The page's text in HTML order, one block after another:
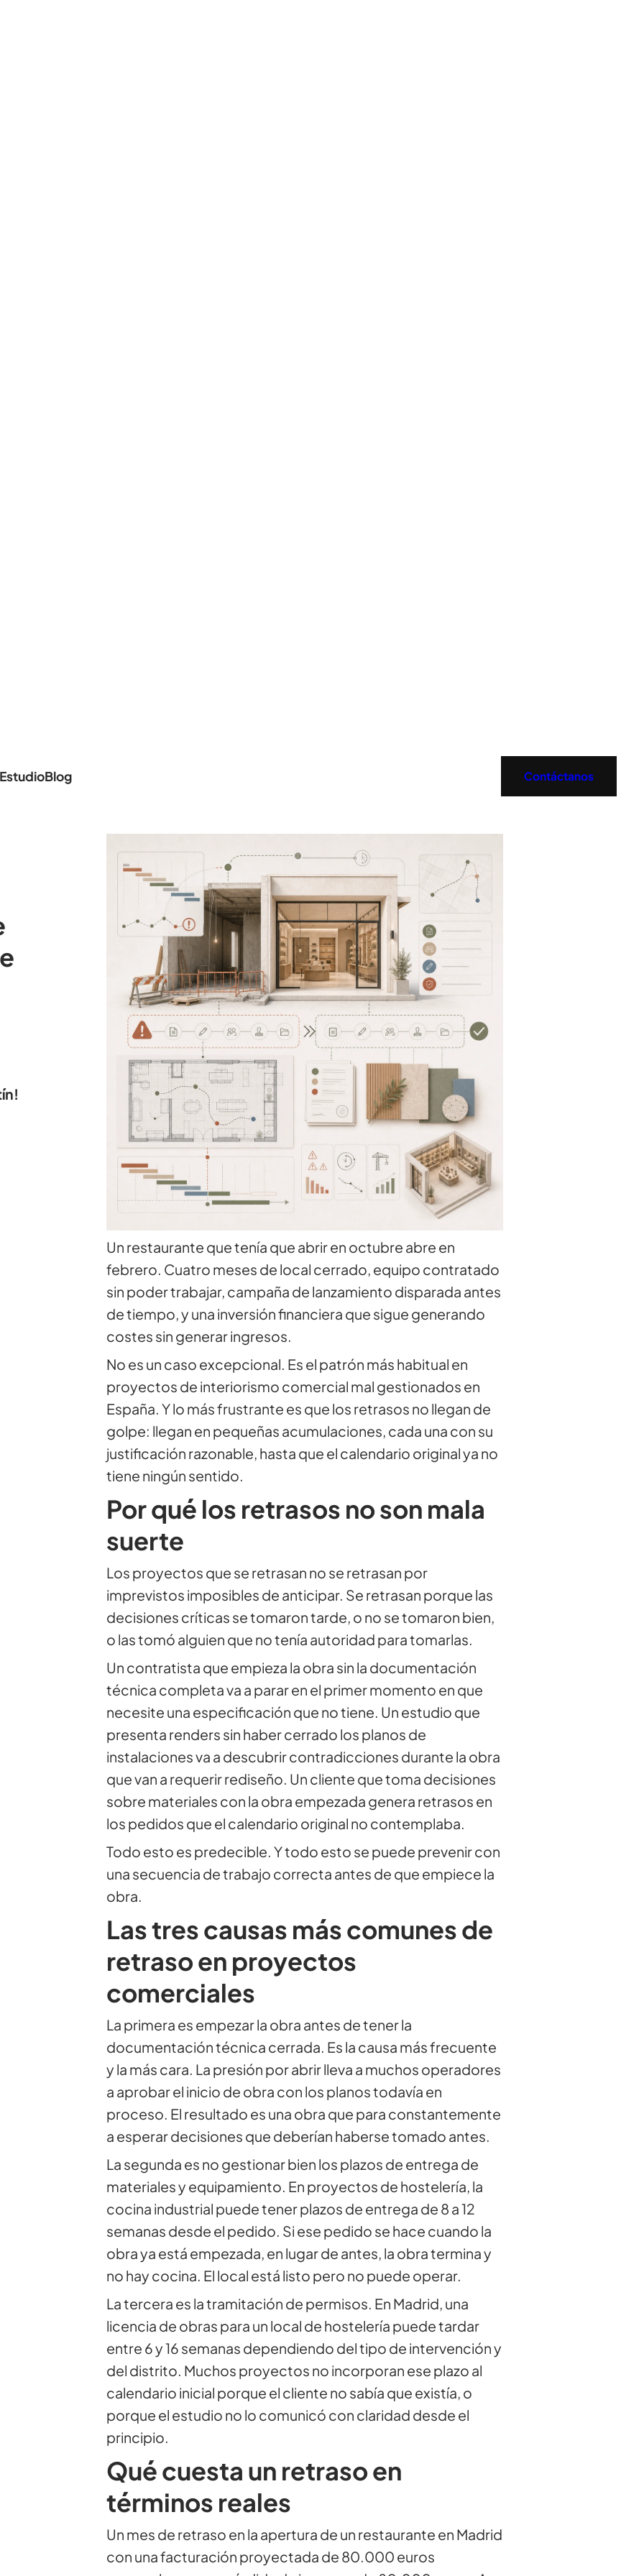
EstudioBlog Contáctanos
Un restaurante que tenía que abrir en octubre abre en
febrero. Cuatro meses de local cerrado, equipo contratado
sin poder trabajar, campaña de lanzamiento disparada antes
de tiempo, y una inversión financiera que sigue generando
costes sin generar ingresos.
No es un caso excepcional. Es el patrón más habitual en
proyectos de interiorismo comercial mal gestionados en
España. Y lo más frustrante es que los retrasos no llegan de
golpe: llegan en pequeñas acumulaciones, cada una con su
justificación razonable, hasta que el calendario original ya no
tiene ningún sentido.
Por qué los retrasos no son mala
suerte
Los proyectos que se retrasan no se retrasan por
imprevistos imposibles de anticipar. Se retrasan porque las
decisiones críticas se tomaron tarde, o no se tomaron bien,
o las tomó alguien que no tenía autoridad para tomarlas.
Un contratista que empieza la obra sin la documentación
técnica completa va a parar en el primer momento en que
necesite una especificación que no tiene. Un estudio que
presenta renders sin haber cerrado los planos de
instalaciones va a descubrir contradicciones durante la obra
que van a requerir rediseño. Un cliente que toma decisiones
sobre materiales con la obra empezada genera retrasos en
los pedidos que el calendario original no contemplaba.
Todo esto es predecible. Y todo esto se puede prevenir con
una secuencia de trabajo correcta antes de que empiece la
obra.
Las tres causas más comunes de
retraso en proyectos
comerciales
La primera es empezar la obra antes de tener la
documentación técnica cerrada. Es la causa más frecuente
y la más cara. La presión por abrir lleva a muchos operadores
a aprobar el inicio de obra con los planos todavía en
proceso. El resultado es una obra que para constantemente
a esperar decisiones que deberían haberse tomado antes.
La segunda es no gestionar bien los plazos de entrega de
materiales y equipamiento. En proyectos de hostelería, la
cocina industrial puede tener plazos de entrega de 8 a 12
semanas desde el pedido. Si ese pedido se hace cuando la
obra ya está empezada, en lugar de antes, la obra termina y
no hay cocina. El local está listo pero no puede operar.
La tercera es la tramitación de permisos. En Madrid, una
licencia de obras para un local de hostelería puede tardar
entre 6 y 16 semanas dependiendo del tipo de intervención y
del distrito. Muchos proyectos no incorporan ese plazo al
calendario inicial porque el cliente no sabía que existía, o
porque el estudio no lo comunicó con claridad desde el
principio.
Qué cuesta un retraso en
términos reales
Un mes de retraso en la apertura de un restaurante en Madrid
con una facturación proyectada de 80.000 euros